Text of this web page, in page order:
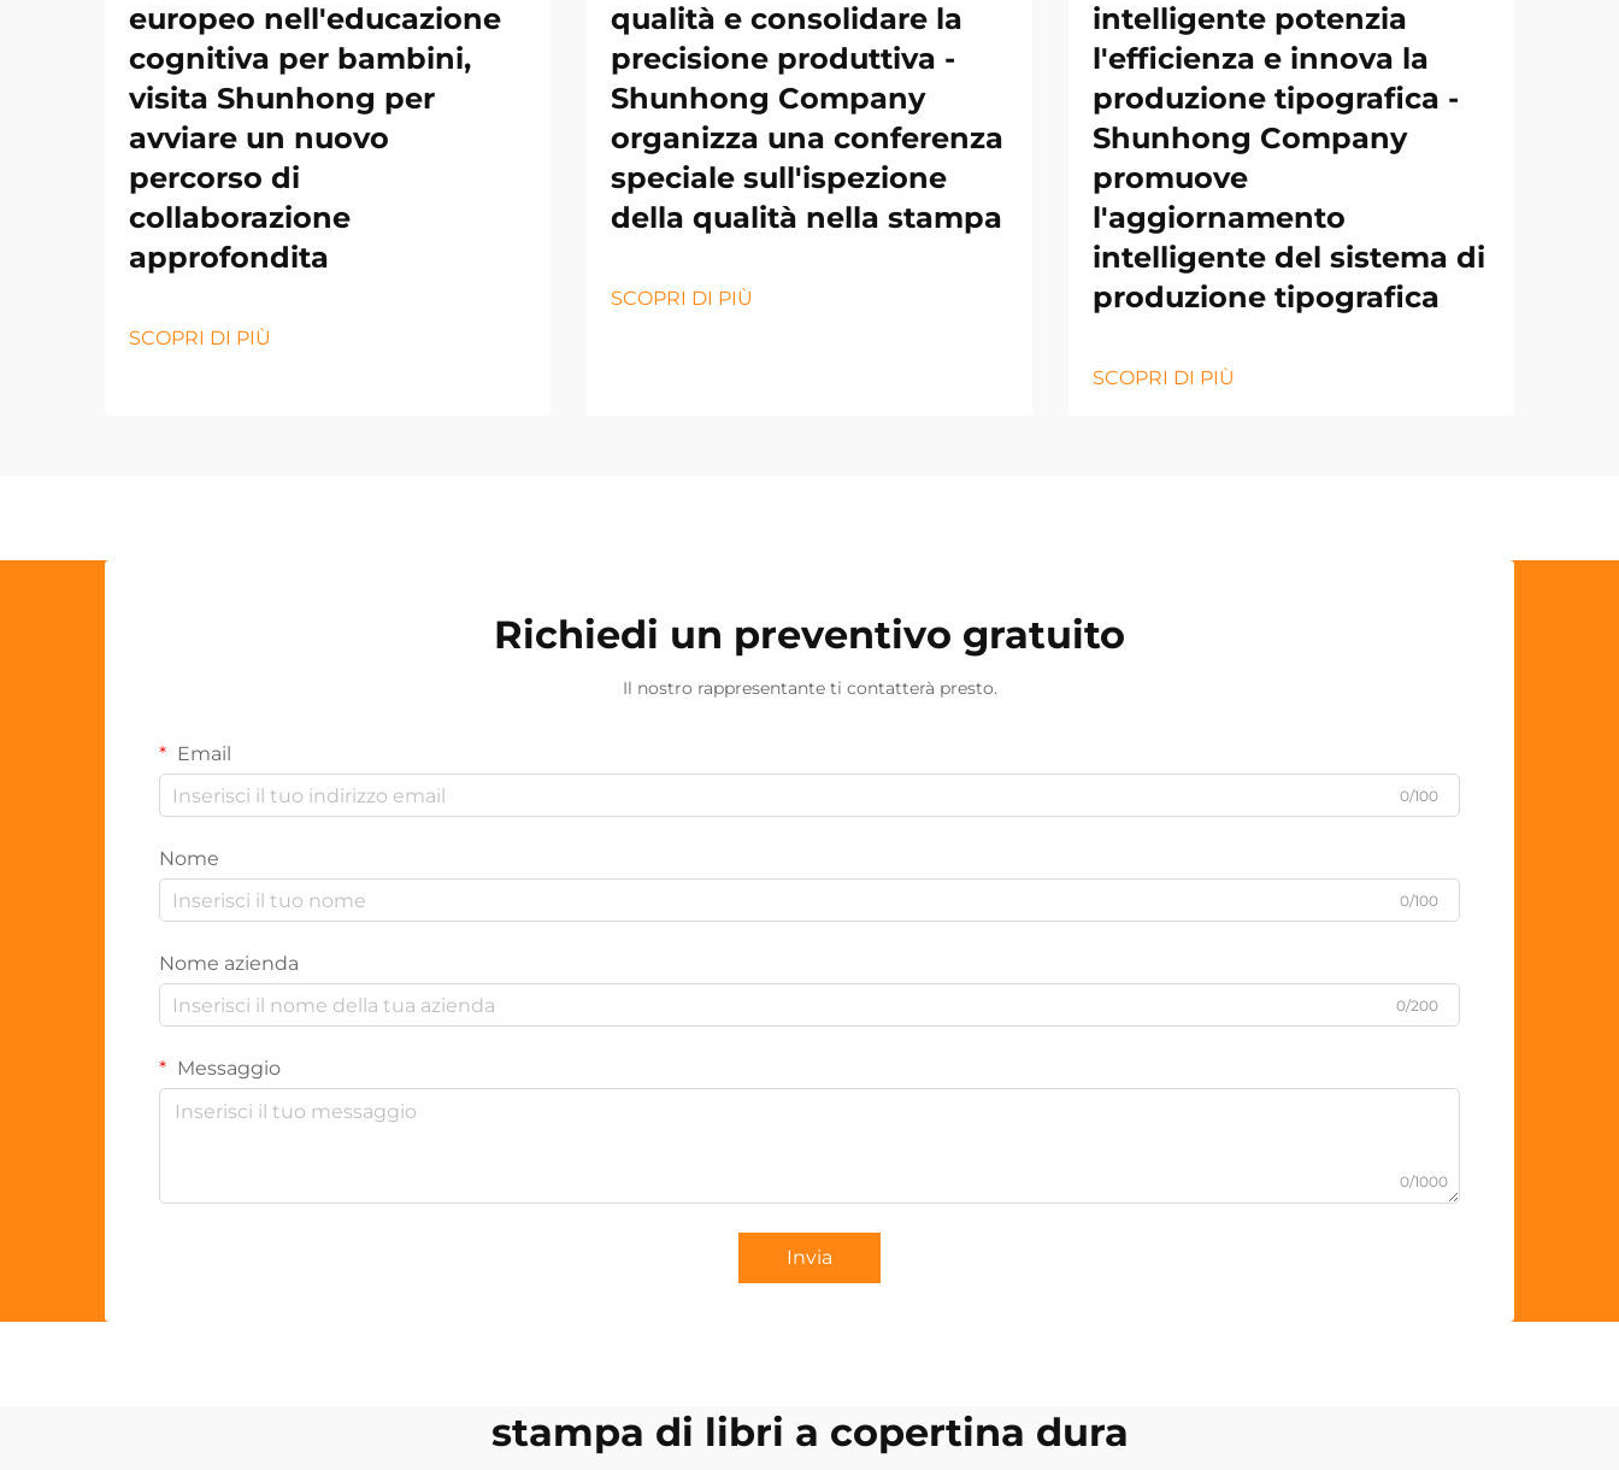
europeo nell'educazione
cognitiva per bambini,
visita Shunhong per
avviare un nuovo
percorso di
collaborazione
approfondita
SCOPRI DI PIÙ
qualità e consolidare la
precisione produttiva -
Shunhong Company
organizza una conferenza
speciale sull'ispezione
della qualità nella stampa
SCOPRI DI PIÙ
intelligente potenzia
l'efficienza e innova la
produzione tipografica -
Shunhong Company
promuove
l'aggiornamento
intelligente del sistema di
produzione tipografica
SCOPRI DI PIÙ
Richiedi un preventivo gratuito
Il nostro rappresentante ti contatterà presto.
Email
0/100
Nome
0/100
Nome azienda
0/200
Messaggio
0/1000
Invia
stampa di libri a copertina dura